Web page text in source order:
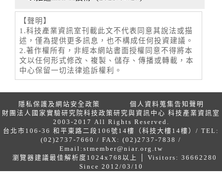
【聲明】
1.科技產業資訊室刊載此文不代表同意其說法或描
述，僅為提供更多訊息，也不構成任何投資建議。
2.著作權所有，非經本網站書面授權同意不得將本
文以任何形式修改、複製、儲存、傳播或轉載，本
中心保留一切法律追訴權利。
隱私保護及網站安全政策
個人資料蒐集告知聲明
財團法人國家實驗研究院科技政策研究與資訊中心 科技產業資訊室
2003-2017 All Rights Reserved.
台北市106-36 和平東路二段106號14樓（科技大樓14樓）/ TEL:
(02)2737-7660 / FAX: (02)2737-7838 /
Email: stmember@niar.org.tw
瀏覽器建議最佳解析度1024x768以上 │ Visitors: 36662280
Since 2012/03/10